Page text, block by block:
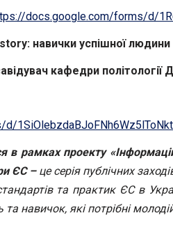
docs.google.com/forms/d/
story: навички успішної людини
кафедри політології
в рамках проекту
ЄС –цесерія публічних
та практик ЄС в
навичок, які потрібні